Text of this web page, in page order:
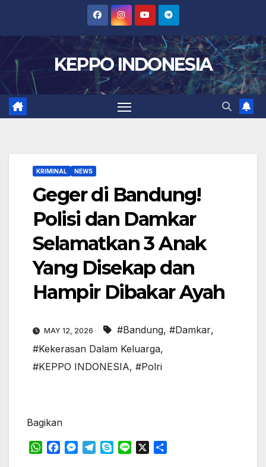
content
KEPPO INDONESIA
KRIMINAL NEWS
Geger di Bandung!
Polisi dan Damkar
Selamatkan 3 Anak
Yang Disekap dan
Hampir Dibakar Ayah
MAY 12, 2026 #Bandung, #Damkar,
#Kekerasan Dalam Keluarga,
#KEPPO INDONESIA, #Polri
Bagikan
W
M
T
S